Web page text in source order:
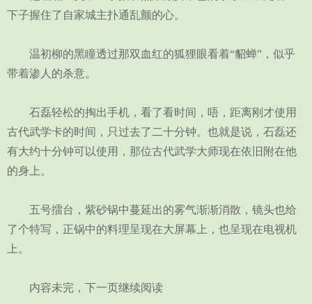
下子握住了自家城主扑通乱颤的心。
温初柳的黑瞳透过那双血红的狐狸眼看着“貂蝉”，似乎
带着渗人的杀意。
石磊轻松的掏出手机，看了看时间，唔，距离刚才使用
古代武学卡的时间，只过去了二十分钟。也就是说，石磊还
有大约十分钟可以使用，那位古代武学大师现在依旧附在他
的身上。
五号擂台，紫砂锅中蔓延出的雾气渐渐消散，镜头也给
了个特写，正锅中的料理呈现在大屏幕上，也呈现在电视机
上。
内容未完，下一页继续阅读